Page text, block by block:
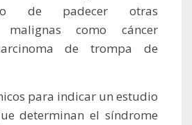
de padecer otras
malignas como cáncer
de trompa de
para indicar un estudio
determinan el síndrome